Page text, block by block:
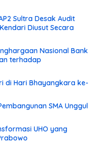
Sultra Desak Audit
Diusut Secara
Nasional Bank
terhadap
di Hari Bhayangkara ke-
SMA Unggul
UHO yang